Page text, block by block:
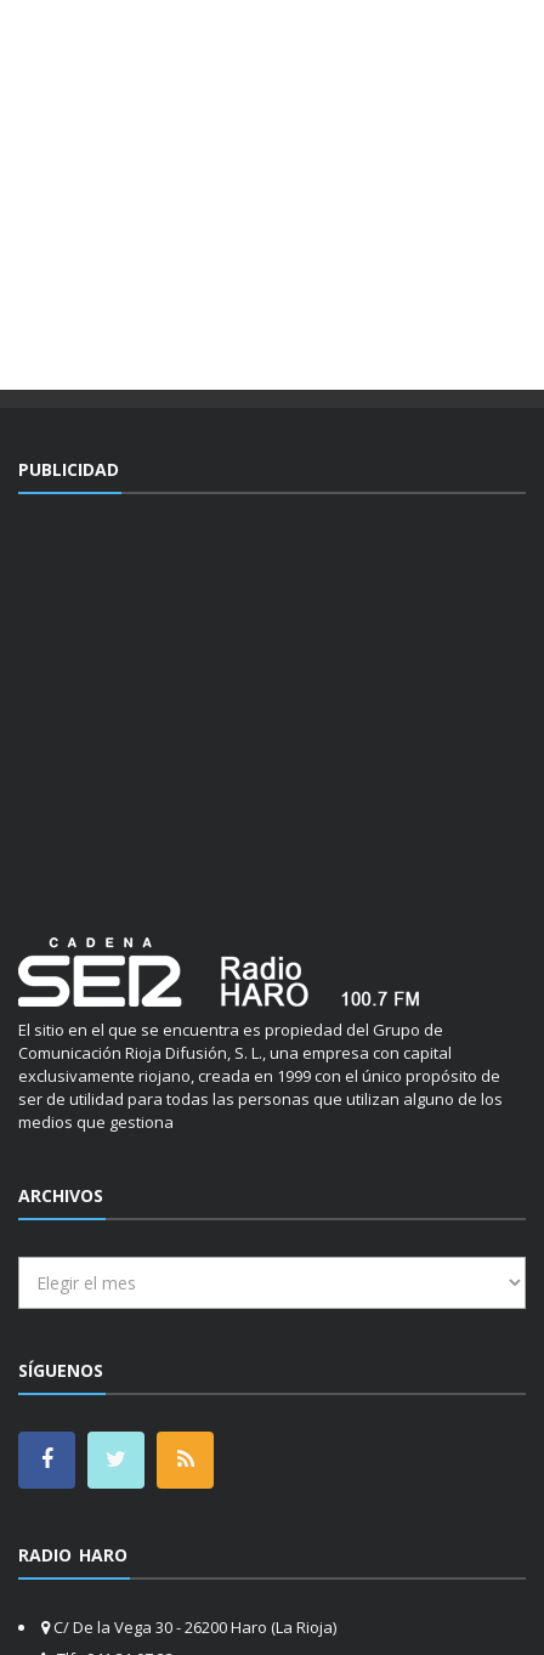
PUBLICIDAD
El sitio en el que se encuentra es propiedad del Grupo de
Comunicación Rioja Difusión, S. L., una empresa con capital
exclusivamente riojano, creada en 1999 con el único propósito de
ser de utilidad para todas las personas que utilizan alguno de los
medios que gestiona
ARCHIVOS
SÍGUENOS
RADIO HARO
C/ De la Vega 30 - 26200 Haro (La Rioja)